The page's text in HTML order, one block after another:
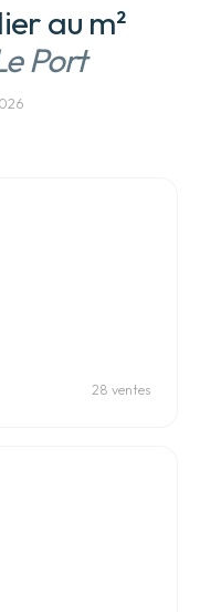
au m²
Port
28 ventes